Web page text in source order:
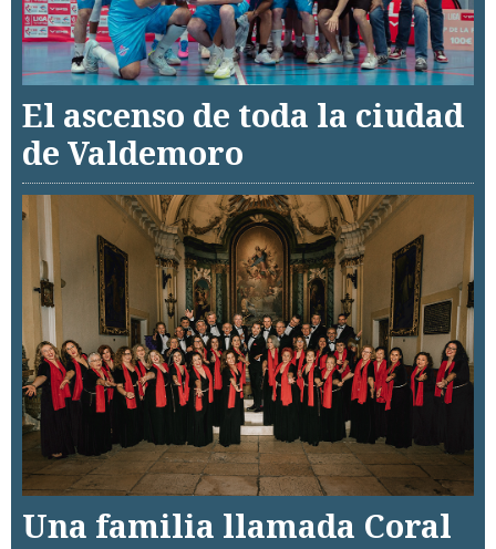
El ascenso de toda la ciudad
de Valdemoro
Una familia llamada Coral